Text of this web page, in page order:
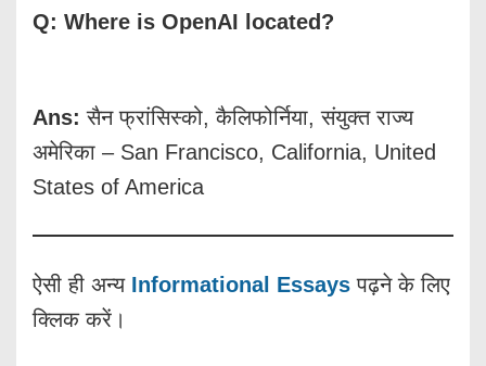
Q: Where is OpenAI located?
Ans:सैन फ्रांसिस्को, कैलिफोर्निया, संयुक्त राज्य
अमेरिका – San Francisco, California, United
States of America
ऐसी ही अन्य Informational Essaysपढ़ने के लिए
क्लिक करें।